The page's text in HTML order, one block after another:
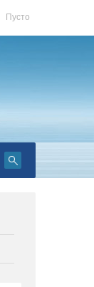
Пусто